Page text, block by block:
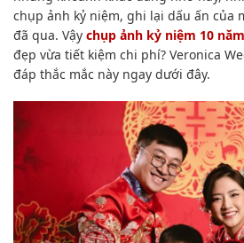
chụp ảnh kỷ niệm, ghi lại dấu ấn của
đã qua. Vậy chụp ảnh kỷ niệm 10
đẹp vừa tiết kiệm chi phí? Veronica
đáp thắc mắc này ngay dưới đây.